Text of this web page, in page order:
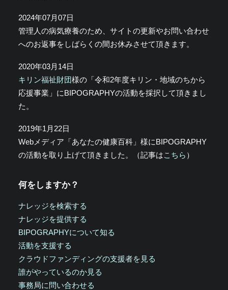
2024年07月07日
管理人の病気療養のため、サイトの更新やお問い合わせ
へのお返事をしばらくの間お休みさせて頂きます。
2020年03月14日
キリン福祉財団様の「令和2年度キリン・地域のちから
応援事業」にBIPOGRAPHYの活動を採択して頂きまし
た。
2019年1月22日
Webメディア「あなたの健康百科」様にBIPOGRAPHY
の活動を取り上げて頂きました。（記事はこちら ）
何をしますか？
ナレッジを検索する
ナレッジを提供する
BIPOGRAPHYについて知る
活動を支援する
クラウドファンディングの支援者を見る
誰がやっているのか見る
事務局に問い合わせる